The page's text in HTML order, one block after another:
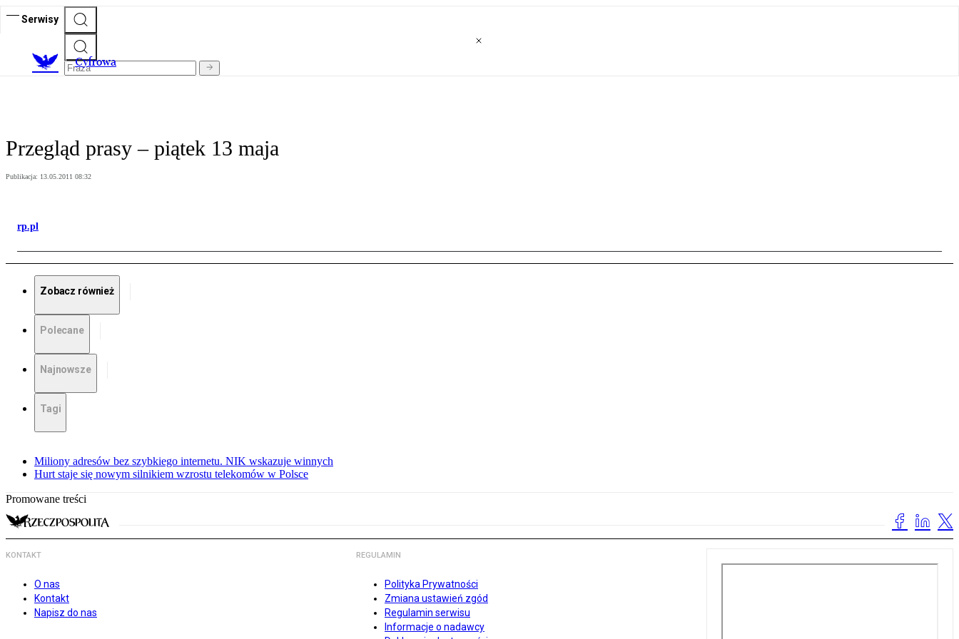
Serwisy
Cyfrowa
Przegląd prasy – piątek 13 maja
Publikacja: 13.05.2011 08:32
rp.pl
Zobacz również
Polecane
Najnowsze
Tagi
Miliony adresów bez szybkiego internetu. NIK wskazuje winnych
Hurt staje się nowym silnikiem wzrostu telekomów w Polsce
Promowane treści
KONTAKT
O nas
Kontakt
Napisz do nas
REGULAMIN
Polityka Prywatności
Zmiana ustawień zgód
Regulamin serwisu
Informacje o nadawcy